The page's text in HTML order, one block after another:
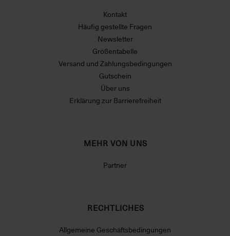
Kontakt
Häufig gestellte Fragen
Newsletter
Größentabelle
Versand und Zahlungsbedingungen
Gutschein
Über uns
Erklärung zur Barrierefreiheit
MEHR VON UNS
Partner
RECHTLICHES
Allgemeine Geschäftsbedingungen